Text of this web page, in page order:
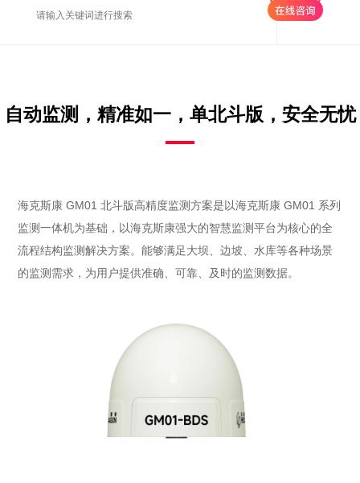
自动监测，精准如一，单北斗版，安全无忧
海克斯康 GM01 北斗版高精度监测方案是以海克斯康 GM01 系列
监测一体机为基础，以海克斯康强大的智慧监测平台为核心的全
流程结构监测解决方案。能够满足大坝、边坡、水库等各种场景
的监测需求，为用户提供准确、可靠、及时的监测数据。